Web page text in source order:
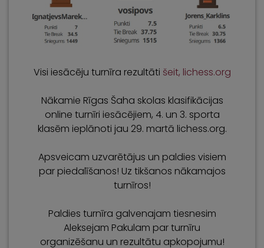
Visi iesācēju turnīra rezultāti šeit, lichess.org
Nākamie Rīgas Šaha skolas klasifikācijas
online turnīri iesācējiem, 4. un 3. sporta
klasēm ieplānoti jau 29. martā lichess.org.
Apsveicam uzvarētājus un paldies visiem
par piedalīšanos! Uz tikšanos nākamajos
turnīros!
Paldies turnīra galvenajam tiesnesim
Aleksejam Pakulam par turnīru
organizēšanu un rezultātu apkopojumu!